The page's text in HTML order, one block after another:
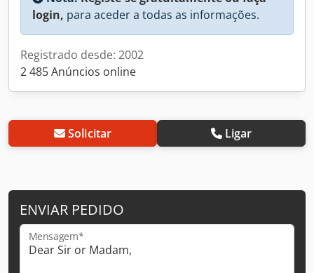
login, para aceder a todas as informações.
Registrado desde: 2002
2 485 Anúncios online
Solicitar Ligar
ENVIAR PEDIDO
Mensagem*